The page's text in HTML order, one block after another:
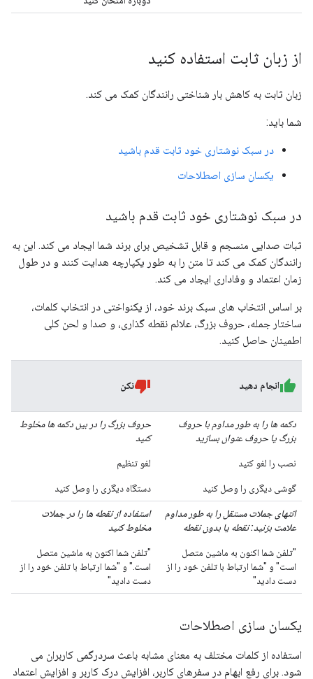
از زبان ثابت استفاده کنید
زبان ثابت به کاهش بار شناختی رانندگان کمک می کند.
شما باید:
در سبک نوشتاری خود ثابت قدم باشید
یکسان سازی اصطلاحات
در سبک نوشتاری خود ثابت قدم باشید
ثبات صدایی منسجم و قابل تشخیص برای برند شما ایجاد می کند. این به
رانندگان کمک می کند تا متن را به طور یکپارچه هدایت کنند و در طول
زمان اعتماد و وفاداری ایجاد می کند.
بر اساس انتخاب های سبک برند خود، از یکنواختی در انتخاب کلمات،
ساختار جمله، حروف بزرگ، علائم نقطه گذاری، و صدا و لحن کلی
اطمینان حاصل کنید.
انجام دهید نکن
دکمه ها را به طور مداوم با حروف
بزرگ یا حروف عنوان بسازید
نصب را لغو کنید
گوشی دیگری را وصل کنید
حروف بزرگ را در بین دکمه ها مخلوط
کنید
لغو تنظیم
دستگاه دیگری را وصل کنید
انتهای جملات مستقل را به طور مداوم
علامت بزنید: نقطه یا بدون نقطه
"تلفن شما اکنون به ماشین متصل
است" و "شما ارتباط با تلفن خود را از
دست دادید"
استفاده از نقطه ها را در جملات
مخلوط کنید
"تلفن شما اکنون به ماشین متصل
است." و "شما ارتباط با تلفن خود را از
دست دادید"
یکسان سازی اصطلاحات
استفاده از کلمات مختلف به معنای مشابه باعث سردرگمی کاربران می
شود. برای رفع ابهام در سفرهای کاربر، افزایش درک کاربر و افزایش اعتماد